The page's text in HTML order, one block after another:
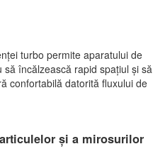
turbo permite aparatului de
încălzească rapid spațiul și să
confortabilă datorită fluxului de
și a mirosurilor